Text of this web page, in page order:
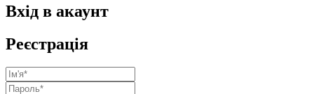
Вхід в акаунт
Реєстрація